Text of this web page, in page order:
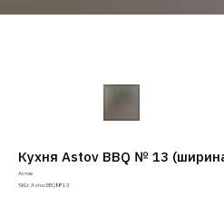
Кухня Astov BBQ № 13
Aстов
SKU: Astov BBQ № 13